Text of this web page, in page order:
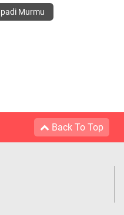
Murmu
Back To Top